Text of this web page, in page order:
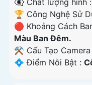
🏆 Công Nghệ Sử
🔴 Khoảng Cách
Màu Ban Ðêm.
⚒ Cấu Tạo Camera
️💠 Điểm Nỗi Bật :